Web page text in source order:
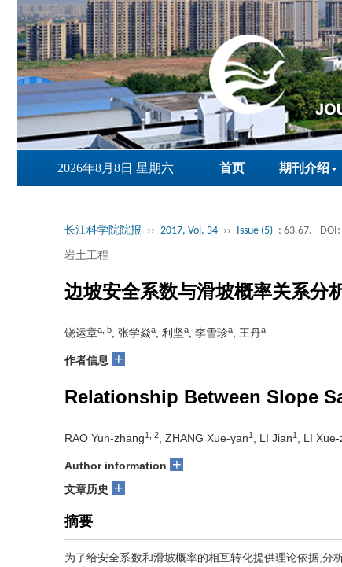
2026年8月8日 星期六 首页 期刊介绍
长江科学院院报 ›› 2017, Vol. 34 ›› Issue (5) : 63-67. DOI:
岩土工程
边坡安全系数与滑坡概率关系分
饶运章a, b , 张学焱a , 利坚a , 李雪珍a , 王丹a
作者信息 +
Relationship Between Slope
RAO Yun-zhang1, 2 , ZHANG Xue-yan1 , LI Jian1 , LI
Author information +
文章历史 +
摘要
为了给安全系数和滑坡概率的相互转化提供理论依据,